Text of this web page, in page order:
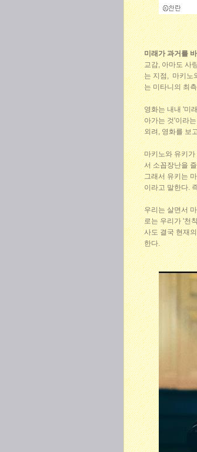
미래가 과거를
교감, 아마도 사
는 지점, 마키노
는 미타니의 최
영화는 내내 '미
아가는 것'이라
외려, 영화를 보
마키노와 유키
서 소꼽장난을
그래서 유키는
이라고 말한다.
우리는 살면서
로는 우리가 '천
사도 결국 현재
한다.